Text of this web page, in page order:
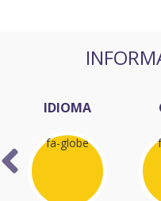
IDIOMA
fa-globe